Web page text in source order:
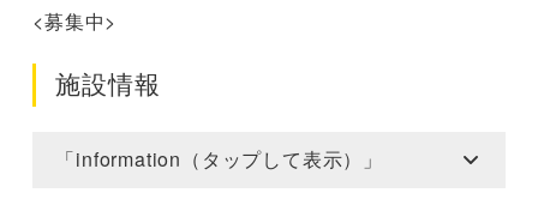
<募集中>
施設情報
「information（タップして表示）」